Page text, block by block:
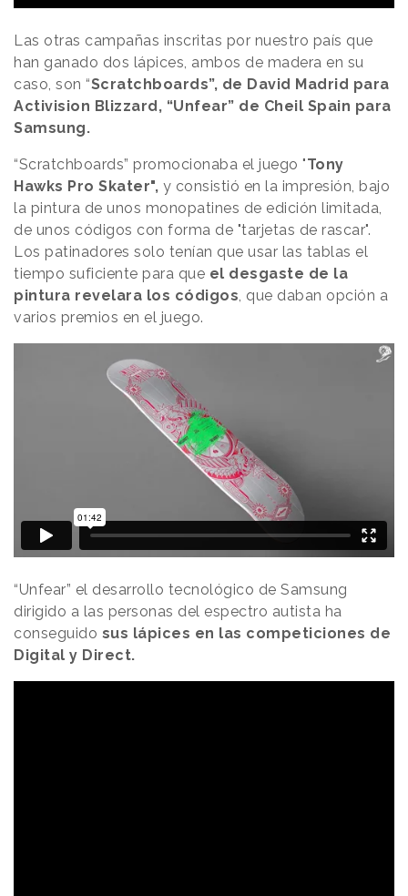
Las otras campañas inscritas por nuestro país que
han ganado dos lápices, ambos de madera en su
caso, son “Scratchboards”, de David Madrid para
Activision Blizzard, “Unfear” de Cheil Spain para
Samsung.
“Scratchboards” promocionaba el juego "Tony
Hawks Pro Skater", y consistió en la impresión, bajo
la pintura de unos monopatines de edición limitada,
de unos códigos con forma de "tarjetas de rascar".
Los patinadores solo tenían que usar las tablas el
tiempo suficiente para que el desgaste de la
pintura revelara los códigos, que daban opción a
varios premios en el juego.
“Unfear” el desarrollo tecnológico de Samsung
dirigido a las personas del espectro autista ha
conseguido sus lápices en las competiciones de
Digital y Direct.